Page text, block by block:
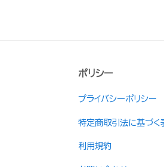
ポリシー
プライバシーポリシー
特定商取引法に基づく
利用規約